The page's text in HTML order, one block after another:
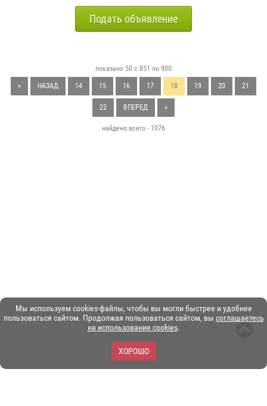
Мы используем cookies-файлы, чтобы вы могли быстрее и удобнее
пользоваться сайтом. Продолжая пользоваться сайтом, вы соглашаетесь
на использование cookies.
ХОРОШО
Подать объявление
показано 50 с 851 по 900
« НАЗАД 14 15 16 17 18 19 20 21
22 ВПЕРЕД »
найдено всего - 1076